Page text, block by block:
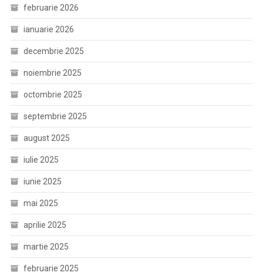
februarie 2026
ianuarie 2026
decembrie 2025
noiembrie 2025
octombrie 2025
septembrie 2025
august 2025
iulie 2025
iunie 2025
mai 2025
aprilie 2025
martie 2025
februarie 2025